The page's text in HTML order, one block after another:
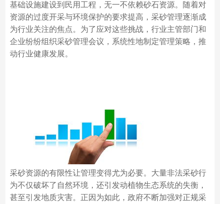
基础设施建设到民用工程，无一不依赖砂石资源。随着对
资源的过度开采与环境保护的要求提高，采砂管理逐渐成
为行业关注的焦点。为了应对这些挑战，行业主管部门和
企业纷纷组织采砂管理会议，系统性地制定管理策略，推
动行业健康发展。
采砂资源的有限性让管理变得尤为必要。大量非法采砂行
为不仅破坏了自然环境，还引发动植物生态系统的失衡，
甚至引发地质灾害。正因为如此，政府不断加强对正规采